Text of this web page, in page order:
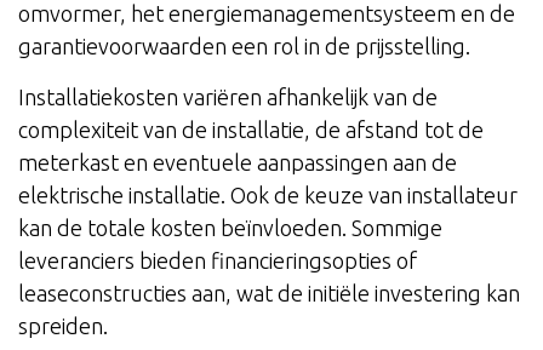
omvormer, het energiemanagementsysteem en de
garantievoorwaarden een rol in de prijsstelling.
Installatiekosten variëren afhankelijk van de
complexiteit van de installatie, de afstand tot de
meterkast en eventuele aanpassingen aan de
elektrische installatie. Ook de keuze van installateur
kan de totale kosten beïnvloeden. Sommige
leveranciers bieden financieringsopties of
leaseconstructies aan, wat de initiële investering kan
spreiden.